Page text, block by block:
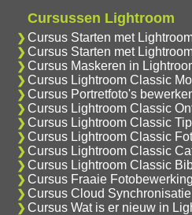
Cursussen Lightroom
Cursus Starten met
Cursus Starten met
Cursus Maskeren in
Cursus Lightroom Classic
Cursus Portretfoto's
Cursus Lightroom Classic
Cursus Lightroom Classic
Cursus Lightroom Classic
Cursus Lightroom Classic
Cursus Lightroom Classic
Cursus Fraaie
Cursus Cloud
Cursus Wat is er nieuw in